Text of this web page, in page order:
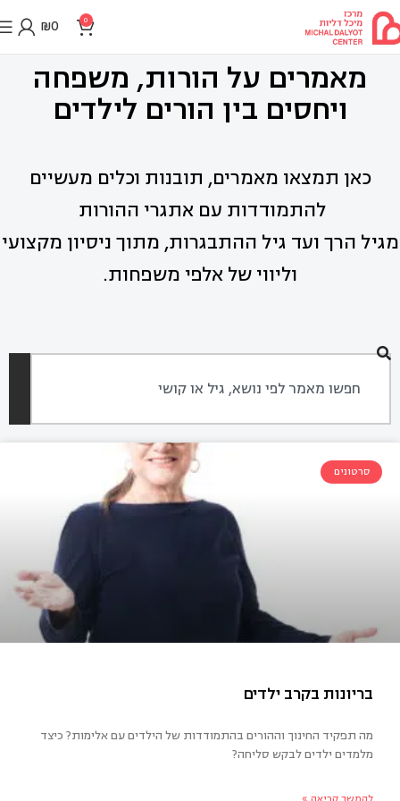
0
₪0
מאמרים על הורות, משפחה
ויחסים בין הורים לילדים
כאן תמצאו מאמרים, תובנות וכלים מעשיים
להתמודדות עם אתגרי ההורות
מגיל הרך ועד גיל ההתבגרות, מתוך ניסיון מקצועי
וליווי של אלפי משפחות.
סרטונים
מה תפקיד החינוך וההורים בהתמודדות של הילדים עם אלימות? כיצד
מלמדים ילדים לבקש סליחה?
להמשך קריאה »